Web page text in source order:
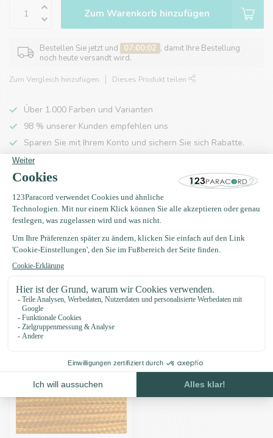
Zum Warenkorb hinzufügen
Bestellen Sie jetzt und 07:00:02 , damit Ihre Bestellung
noch heute versandt wird.
Zum Vergleich hinzufügen Dieses Produkt teilen
Über 1.000 Farben und Varianten
98 % unserer Kunden empfehlen uns
Sparen Sie mit Ihrem Konto und sichern Sie sich Rabatte.
Kostenlose Lieferung nach Hause ab 150 €
Produktbeschreibung
Eigenschaften
Zuletzt angesehen